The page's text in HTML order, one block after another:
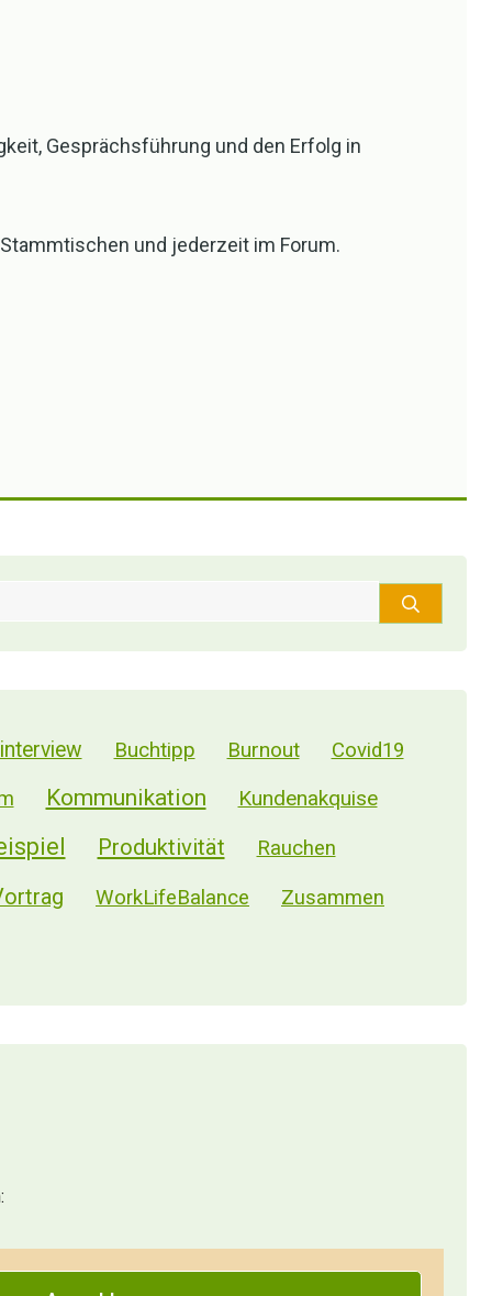
46 % der Solo-Selbstständigen und 58%
Gesprächsführung und den Erfolg in
und jederzeit im Forum.
Buchtipp Burnout Covid19
Kommunikation Kundenakquise
Produktivität Rauchen
WorkLifeBalance Zusammen